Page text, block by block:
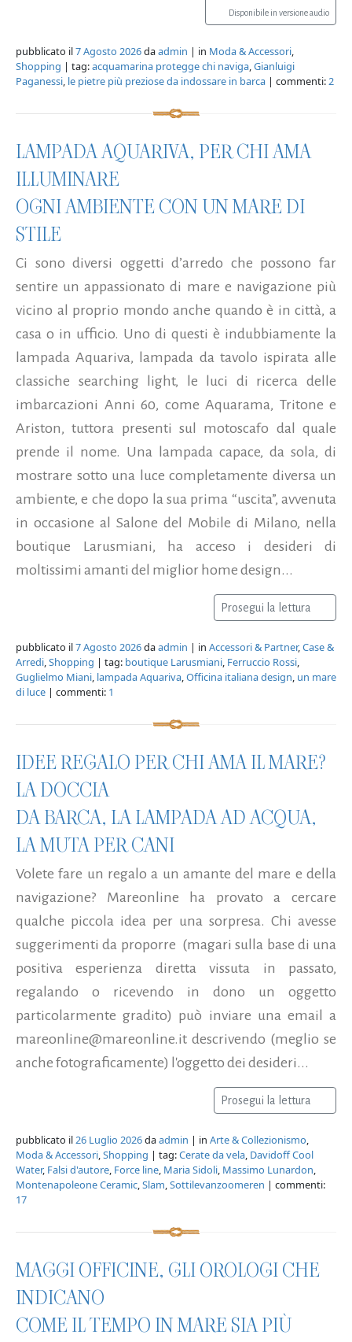
Disponibile in versione audio
pubblicato il7 Agosto 2026daadmin | in Moda & Accessori,
Shopping | tag:acquamarina protegge chi naviga,Gianluigi
Paganessi, le pietre più preziose da indossare in barca | commenti:2
LAMPADA AQUARIVA, PER CHI AMA
ILLUMINARE
OGNI AMBIENTE CON UN MARE DI
STILE
Ci sono diversi oggetti d’arredo che possono far
sentire un appassionato di mare e navigazione più
vicino al proprio mondo anche quando è in città, a
casa o in ufficio. Uno di questi è indubbiamente la
lampada Aquariva, lampada da tavolo ispirata alle
classiche searching light, le luci di ricerca delle
imbarcazioni Anni 60, come Aquarama, Tritone e
Ariston, tuttora presenti sul motoscafo dal quale
prende il nome. Una lampada capace, da sola, di
mostrare sotto una luce completamente diversa un
ambiente, e che dopo la sua prima “uscita”, avvenuta
in occasione al Salone del Mobile di Milano, nella
boutique Larusmiani, ha acceso i desideri di
moltissimi amanti del miglior home design...
Prosegui la lettura
pubblicato il7 Agosto 2026daadmin | in Accessori & Partner,Case &
Arredi,Shopping | tag: boutique Larusmiani, Ferruccio Rossi,
Guglielmo Miani, lampada Aquariva,Officina italiana design, un mare
di luce | commenti: 1
IDEE REGALO PER CHI AMA IL MARE?
LA DOCCIA
DA BARCA, LA LAMPADA AD ACQUA,
LA MUTA PER CANI
Volete fare un regalo a un amante del mare e della
navigazione? Mareonline ha provato a cercare
qualche piccola idea per una sorpresa. Chi avesse
suggerimenti da proporre (magari sulla base di una
positiva esperienza diretta vissuta in passato,
regalando o ricevendo in dono un oggetto
particolarmente gradito) può inviare una email a
mareonline@mareonline.it descrivendo (meglio se
anche fotograficamente) l'oggetto dei desideri...
Prosegui la lettura
pubblicato il26 Luglio 2026daadmin | in Arte & Collezionismo,
Moda & Accessori,Shopping | tag:Cerate da vela, Davidoff Cool
Water, Falsi d'autore, Force line, Maria Sidoli, Massimo Lunardon,
Montenapoleone Ceramic,Slam,Sottilevanzoomeren | commenti:
17
MAGGI OFFICINE, GLI OROLOGI CHE
INDICANO
COME IL TEMPO IN MARE SIA PIÙ